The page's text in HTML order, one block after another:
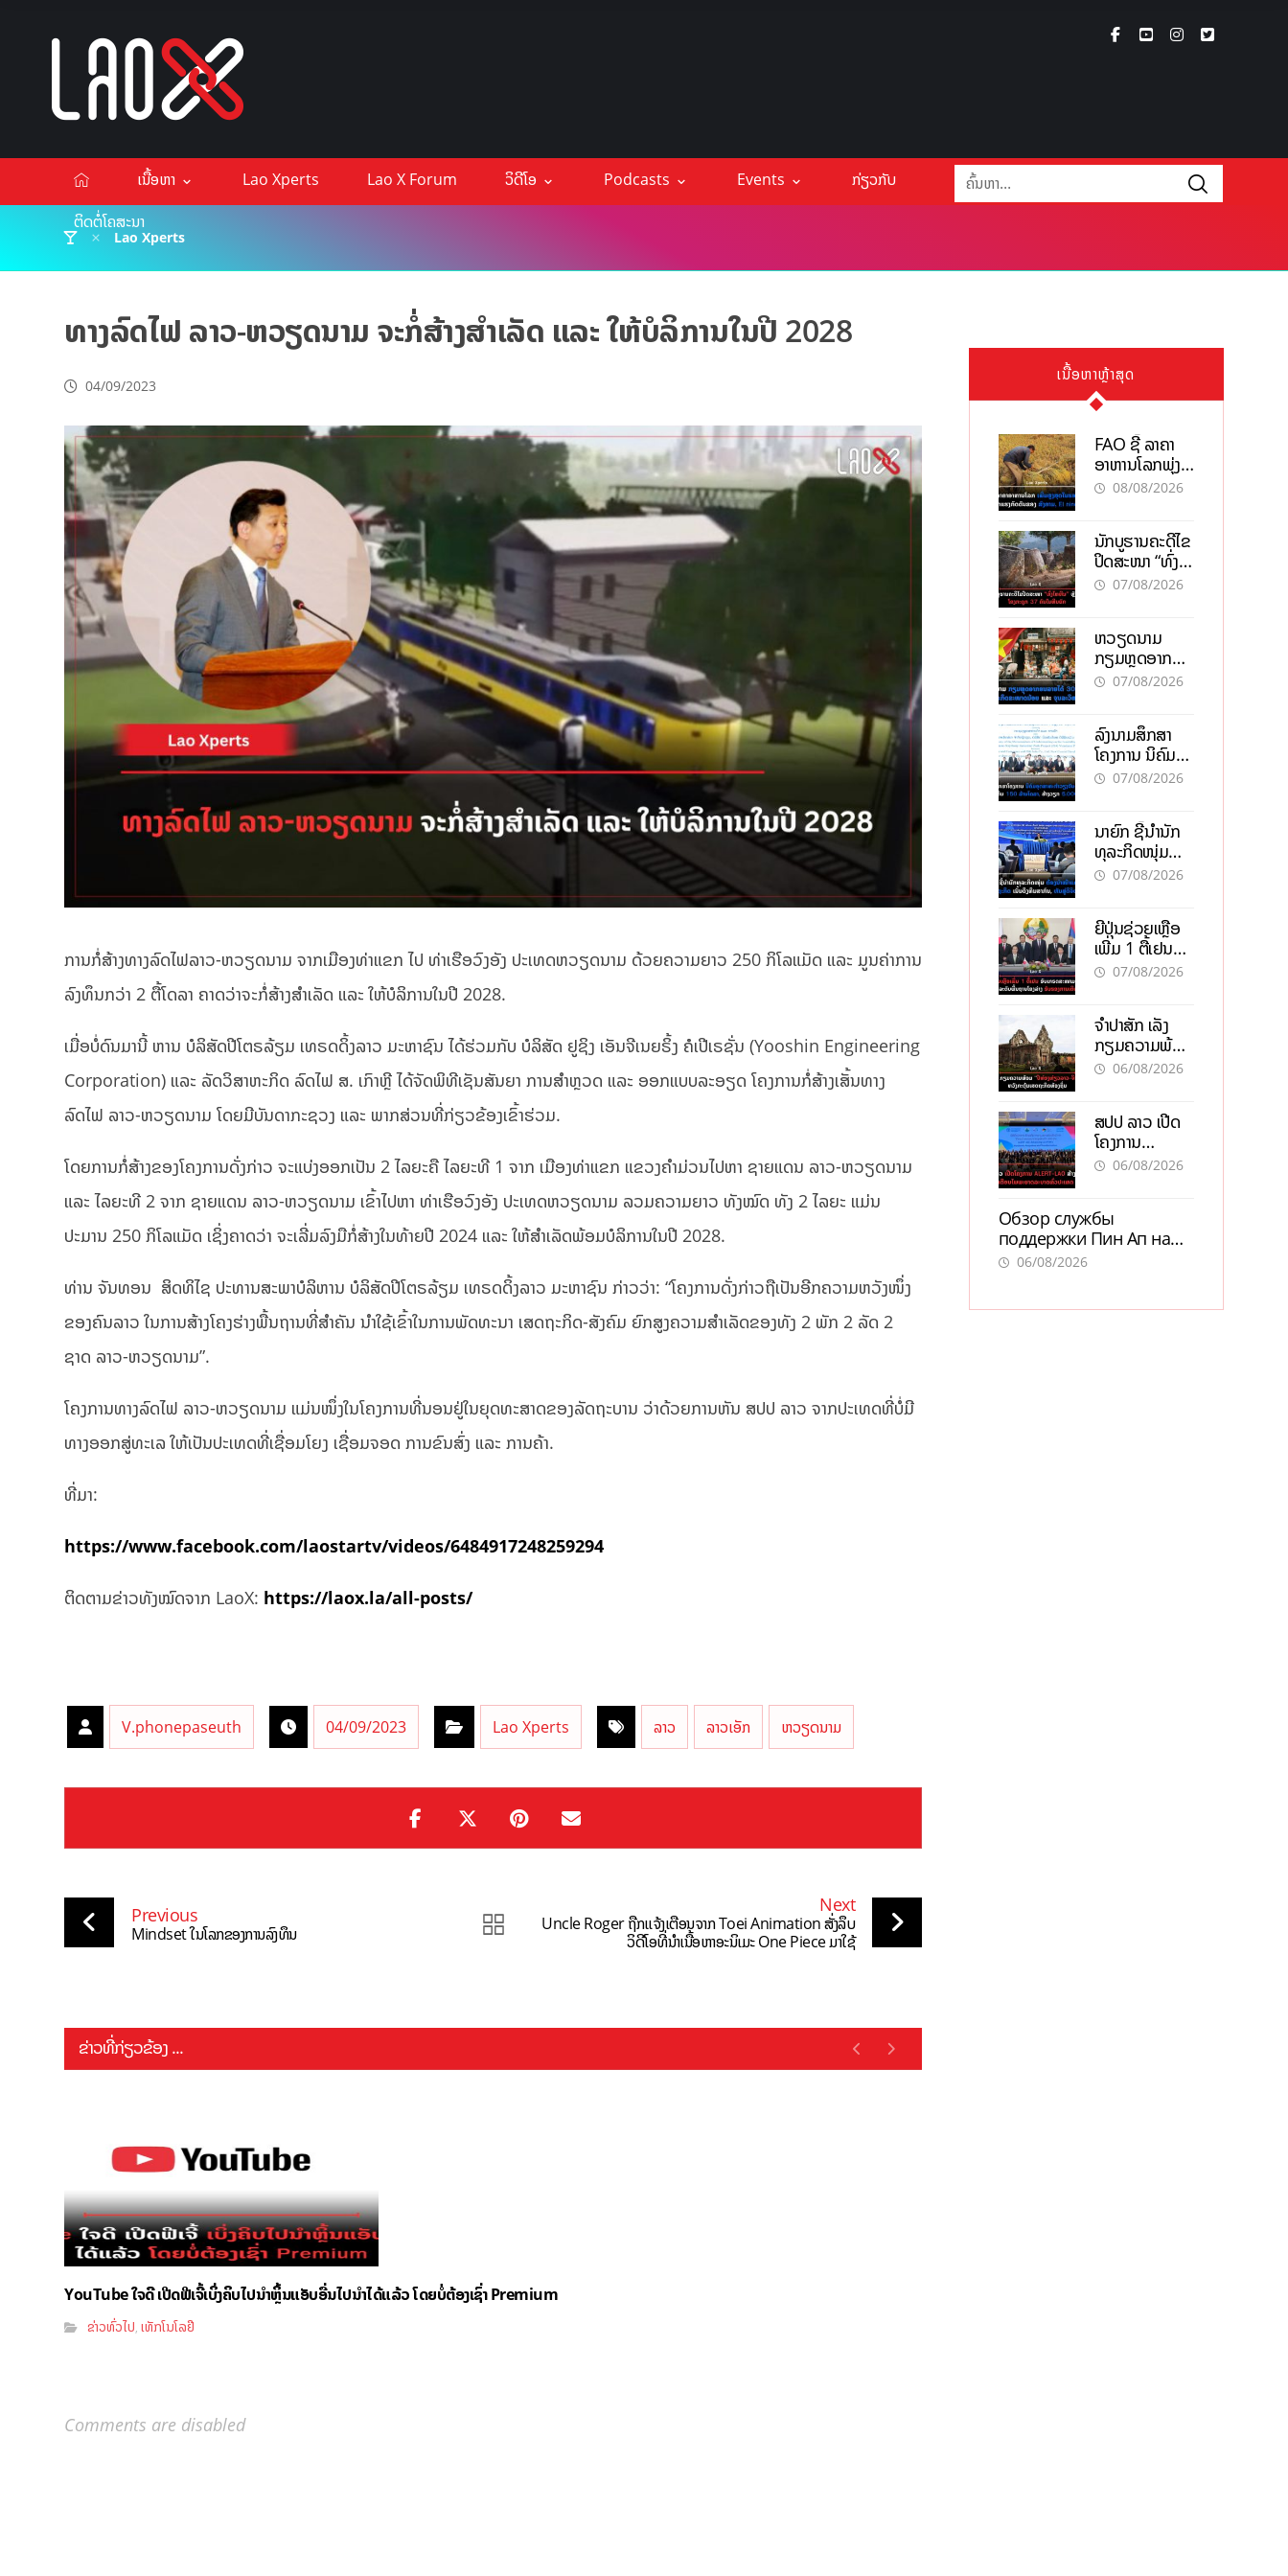
ເນື້ອຫາ Lao Xperts Lao X Forum ວິດີໂອ Podcasts Events
ກ່ຽວກັບ
ຕິດຕໍ່ໂຄສະນາ
Lao Xperts
ທາງລົດໄຟ ລາວ-ຫວຽດນາມ ຈະກໍ່ສ້າງສຳເລັດ ແລະ ໃຫ້ບໍລິການໃນປີ 2028
04/09/2023
ການກໍ່ສ້າງທາງລົດໄຟລາວ-ຫວຽດນາມ ຈາກເມືອງທ່າແຂກ ໄປ ທ່າເຮືອວົງອັງ ປະເທດຫວຽດນາມ ດ້ວຍຄວາມຍາວ 250 ກິໂລແມັດ ແລະ ມູນຄ່າການ
ລົງທຶນກວ່າ 2 ຕື້ໂດລາ ຄາດວ່າຈະກໍ່ສ້າງສຳເລັດ ແລະ ໃຫ້ບໍລິການໃນປີ 2028.
ເມື່ອບໍ່ດົນມານີ້ ຫານ ບໍ​ລິ​ສັດ​ປີ​ໂຕຣລ້ຽມ ​ເທຣດດິ້ງລາວ ມະຫາຊົນ ໄດ້ຮ່ວມກັບ ບໍລິສັດ ຢູຊິງ ເອັນຈີເນຍຣິ້ງ ຄໍເປີເຣຊັ່ນ (Yooshin Engineering
Corporation) ແລະ ລັດວິສາຫະກິດ ລົດໄຟ ສ. ເກົາຫຼີ ໄດ້ຈັດພິທີເຊັນສັນຍາ ການສໍາຫຼວດ ແລະ ອອກແບບລະອຽດ ໂຄງການກໍ່ສ້າງເສັ້ນທາງ
ລົດໄຟ ລາວ-ຫວຽດນາມ ໂດຍມີບັນດາກະຊວງ ແລະ ພາກສ່ວນທີ່ກ່ຽວຂ້ອງເຂົ້າຮ່ວມ.
ໂດຍການກໍ່ສ້າງຂອງໂຄງການດັ່ງກ່າວ ຈະແບ່ງອອກເປັນ 2 ໄລຍະຄື ໄລຍະທີ 1​ ຈາກ ເມືອງທ່າແຂກ ແຂວງຄຳມ່ວນໄປຫາ ຊາຍແດນ ລາວ-ຫວຽດນາມ
ແລະ ໄລຍະທີ 2 ຈາກ ຊາຍແດນ ລາວ-ຫວຽດນາມ ເຂົ້າໄປຫາ ທ່າເຮືອວົງອັງ ປະເທດຫວຽດນາມ ລວມຄວາມຍາວ ທັງໝົດ ທັງ 2 ໄລຍະ ແມ່ນ
ປະມານ 250 ກິໂລແມັດ ເຊິ່ງຄາດວ່າ ຈະເລີ່ມລົງມືກໍ່ສ້າງໃນທ້າຍປີ 2024 ແລະ ໃຫ້ສຳເລັດພ້ອມບໍລິການໃນປີ 2028.
ທ່ານ​ ຈັນທອນ ສິດທິ​ໄຊ ປະທານສະພາບໍລິ​ຫານ ບໍ​ລິ​ສັດ​ປີ​ໂຕຣລ້ຽມ ​ເທຣດດິ້ງລາວ ມະຫາຊົນ ກ່າວວ່າ: “ໂຄງການດັ່ງກ່າວຖືເປັນອີກຄວາມຫວັງໜຶ່ງ
ຂອງຄົນລາວ ໃນການສ້າງໂຄງຮ່າງພື້ນຖານທີ່ສຳຄັນ ນຳໃຊ້ເຂົ້າໃນການພັດທະນາ ເສດຖະກິດ-ສັງຄົມ ຍົກສູງຄວາມສຳເລັດຂອງທັງ 2 ​ພັກ 2 ລັດ 2​
ຊາດ ລາວ-ຫວຽດນາມ”.
ໂຄງການທາງລົດໄຟ ລາວ-ຫວຽດນາມ ແມ່ນໜຶ່ງໃນໂຄງການທີ່ນອນຢູ່ໃນຍຸດທະສາດຂອງລັດຖະບານ ວ່າດ້ວຍການຫັນ ສປປ ລາວ ຈາກປະເທດທີ່ບໍ່ມີ
ທາງອອກສູ່ທະເລ ໃຫ້ເປັນປະເທດທີ່ເຊື່ອມໂຍງ ເຊື່ອມຈອດ ການຂົນສົ່ງ ແລະ ການຄ້າ.
ທີ່ມາ:
https://www.facebook.com/laostartv/videos/6484917248259294
ຕິດຕາມຂ່າວທັງໝົດຈາກ LaoX: https://laox.la/all-posts/
V.phonepaseuth 04/09/2023 Lao Xperts ລາວ ລາວເອັກ ຫວຽດນາມ
Previous
Mindset ໃນໂລກຂອງການລົງທຶນ
Next
Uncle Roger ຖືກແຈ້ງເຕືອນຈາກ Toei Animation ສັ່ງລຶບ
ວິດີໂອທີ່ນຳເນື້ອຫາອະນິເມະ One Piece ມາໃຊ້
ຂ່າວທີ່ກ່ຽວຂ້ອງ ...
YouTube ໃຈດີ ເປີດຟີເຈີ້ເບິ່ງຄິບໄປນຳຫຼິ້ນແອັບອື່ນໄປນຳໄດ້ແລ້ວ ໂດຍບໍ່ຕ້ອງເຊົ່າ Premium
ຂ່າວທົ່ວໄປ,ເທັກໂນໂລຢີ
Comments are disabled
ເນື້ອຫາຫຼ້າສຸດ
FAO ຊີ້ ລາຄາ
ອາຫານໂລກພຸ່ງ
ສູງສຸດໃນຮອບ 3
ສົງຄາມ, El
nino
08/08/2026
ນັກບູຮານຄະດີໄຂ
ປິດສະໜາ “ທົ່ງ
ໄຫຫີນ” ຫຼັງພົບ
07/08/2026
ຫວຽດນາມ
ກຽມຫຼຸດອາກອນ
ລາຍໄດ້ 30%
ແລະ ຈຸນລະ
ວິສາຫະກິດ
07/08/2026
ລົງນາມສຶກສາ
ໂຄງການ ນິຄົມ
ອຸດສາຫະກຳ
150 ລ້ານໂດລາ,
ສ້າງວຽກ 5.000
ຕຳແໜ່ງ
07/08/2026
ນາຍົກ ຊີ້ນຳນັກ
ທຸລະກິດໜຸ່ມ
ຕ້ອງນຳໜ້າແກ້
ສາກົນ, ຫັນສູ່ດິຈິ
ຕອນ
07/08/2026
ຍີ່ປຸ່ນຊ່ວຍເຫຼືອ
ເພີ່ມ 1 ຕື້ເຢນ
ອັບເກຣດ
ເຕີບໂຕ
07/08/2026
ຈຳປາສັກ ເລັ່ງ
ກຽມຄວາມພ້ອມ
“ປີທ່ອງທ່ຽວ
ເສດຖະກິດ
ທ້ອງຖິ່ນ
06/08/2026
ສປປ ລາວ ເປີດ
ໂຄງການ
ALERT-LAO
ລະບາດທົ່ວ
ປະເທດ
06/08/2026
Обзор службы
поддержки Пин Ап на
официальном сайте с
06/08/2026